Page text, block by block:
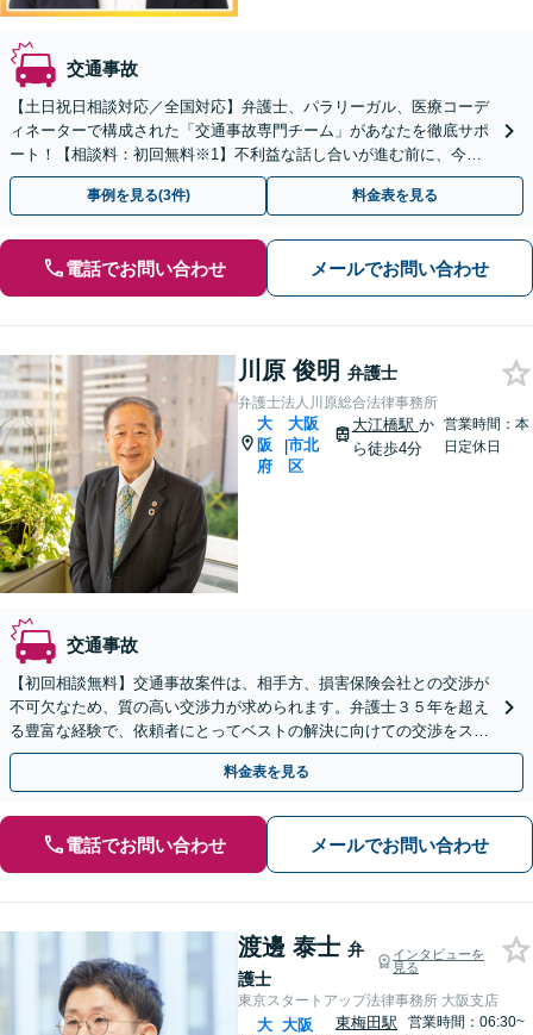
交通事故
【土日祝日相談対応／全国対応】弁護士、パラリーガル、医療コーデ
ィネーターで構成された「交通事故専門チーム」があなたを徹底サポ
ート！【相談料：初回無料※1】不利益な話し合いが進む前に、今す
ぐ相談！
事例を見る(3件) 料金表を見る
電話でお問い合わせ メールでお問い合わせ
川原 俊明 弁護士
弁護士法人川原総合法律事務所
大
阪
府
|
大阪
市北
区
大江橋駅 か
ら徒歩4分
営業時間：本
日定休日
交通事故
【初回相談無料】交通事故案件は、相手方、損害保険会社との交渉が
不可欠なため、質の高い交渉力が求められます。弁護士３５年を超え
る豊富な経験で、依頼者にとってベストの解決に向けての交渉をスピ
ーディにこなします。
料金表を見る
電話でお問い合わせ メールでお問い合わせ
渡邊 泰士 弁
護士
インタビューを
見る
東京スタートアップ法律事務所 大阪支店
大 大阪
東梅田駅
営業時間：06:30~